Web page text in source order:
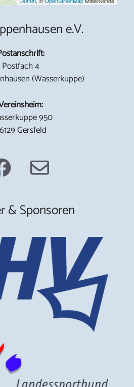
e.V.
Postfach 4
(Wasserkuppe)
950
Gersfeld
& Sponsoren